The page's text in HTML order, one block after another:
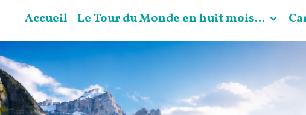
Accueil Le Tour du Monde en huit mois...